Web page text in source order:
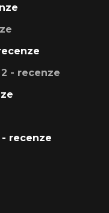
- recenze
recenze